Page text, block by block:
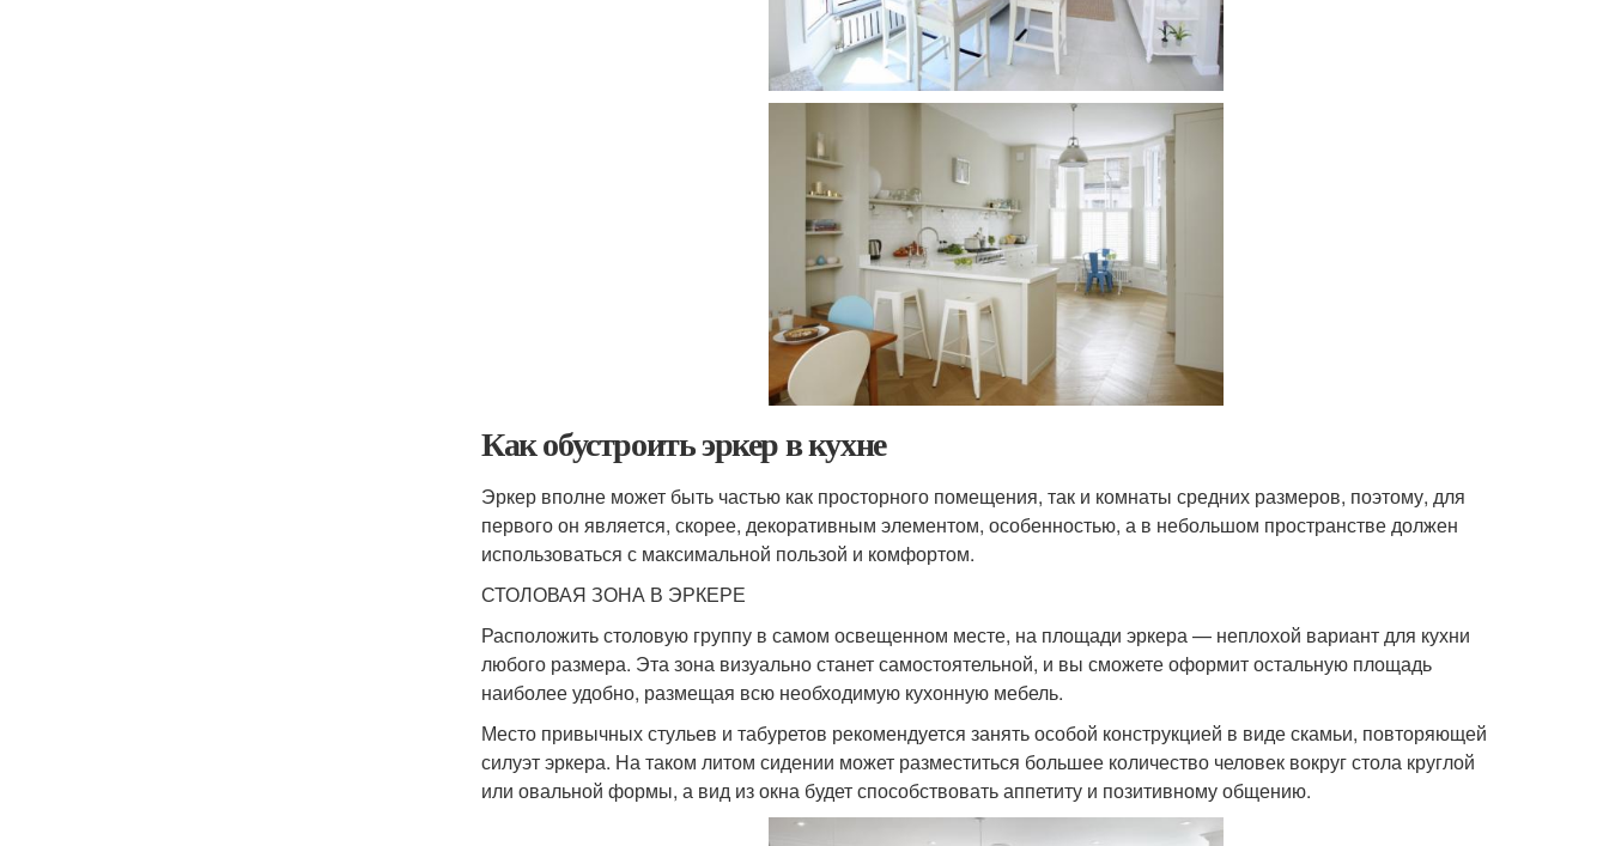
Как обустроить эркер в кухне
Эркер вполне может быть частью как просторного помещения, так и комнаты средних размеров, поэтому, для
первого он является, скорее, декоративным элементом, особенностью, а в небольшом пространстве должен
использоваться с максимальной пользой и комфортом.
СТОЛОВАЯ ЗОНА В ЭРКЕРЕ
Расположить столовую группу в самом освещенном месте, на площади эркера — неплохой вариант для кухни
любого размера. Эта зона визуально станет самостоятельной, и вы сможете оформит остальную площадь
наиболее удобно, размещая всю необходимую кухонную мебель.
Место привычных стульев и табуретов рекомендуется занять особой конструкцией в виде скамьи, повторяющей
силуэт эркера. На таком литом сидении может разместиться большее количество человек вокруг стола круглой
или овальной формы, а вид из окна будет способствовать аппетиту и позитивному общению.